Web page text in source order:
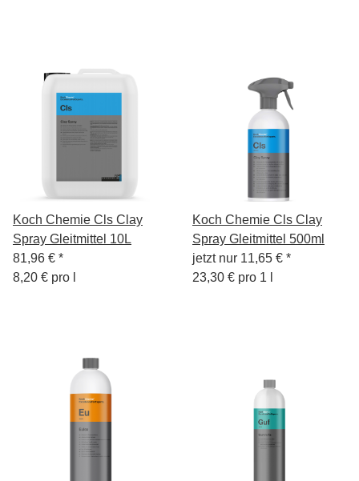
Koch Chemie Cls Clay
Spray Gleitmittel 10L
81,96 € *
8,20 € pro l
Koch Chemie Cls Clay
Spray Gleitmittel 500ml
jetzt nur 11,65 € *
23,30 € pro 1 l